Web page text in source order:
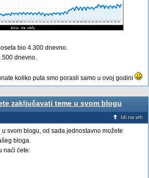
bio 4.300 dnevno.
dnevno.
koliko puta smo porasli samo u ovoj godini
zaključavati teme u svom blogu
Idi na vrh
svom blogu, od sada jednostavno možete
bloga.
naći ćete: